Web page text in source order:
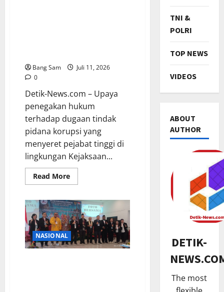
Bang Sam
Juli 11, 2026
0
Detik-News.com – Upaya
penegakan hukum
terhadap dugaan tindak
pidana korupsi yang
menyeret pejabat tinggi di
lingkungan Kejaksaan...
Read MoreRead
more
Besar
Kortas
Tipikor
Geledah
Aset
PeJabat
Kejagung
NASIONAL
TNI &
POLRI
TOP NEWS
VIDEOS
ABOUT
AUTHOR
DETIK-
The most
POLITIK
S
o
s
i
a
l
i
s
s
3
P
a
g